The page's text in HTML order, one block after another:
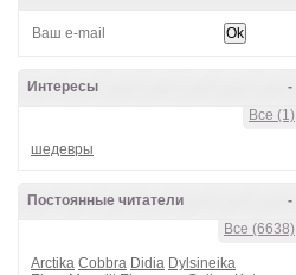
-
Интересы
Все (1)
шедевры
-
Постоянные читатели
Все (6638)
Arctika Cobbra Didia Dylsineika